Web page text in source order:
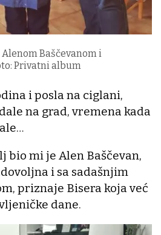
Baščevanom i
Privatni album
i posla na ciglani,
na grad, vremena kada
bio mi je Alen Baščevan,
i sa sadašnjim
priznaje Bisera koja već
dane.